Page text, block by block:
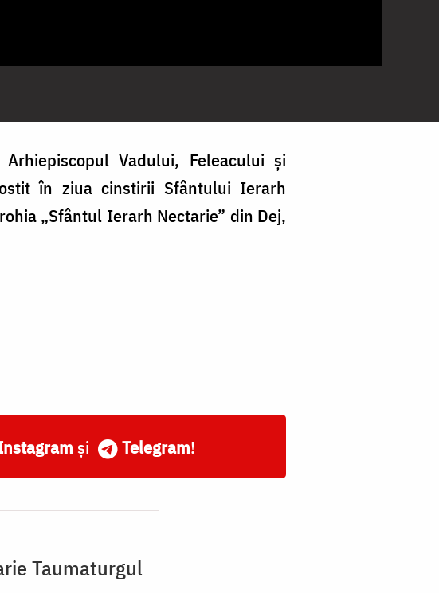
Vadului, Feleacului și
în ziua cinstirii Sfântului Ierarh
„Sfântul Ierarh Nectarie” din Dej,
și Telegram!
Taumaturgul